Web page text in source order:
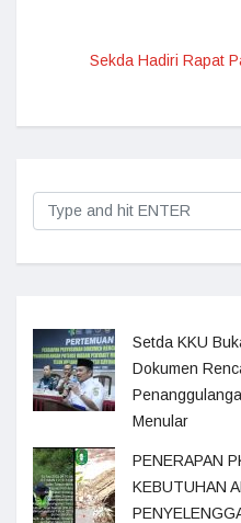
Sekda Hadiri Rapat
Setda KKU
Dokumen
Menular
PENERAPAN
KEBUTUHAN